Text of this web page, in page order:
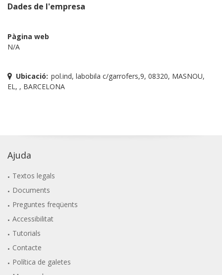
Dades de l'empresa
Pàgina web
N/A
Ubicació: pol.ind, labobila c/garrofers,9, 08320, MASNOU,
EL, , BARCELONA
Ajuda
Textos legals
Documents
Preguntes freqüents
Accessibilitat
Tutorials
Contacte
Política de galetes